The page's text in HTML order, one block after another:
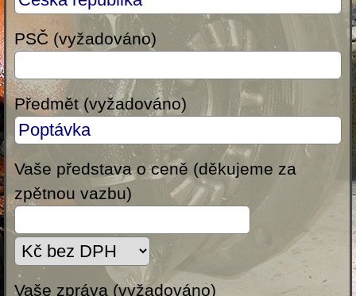
PSČ (vyžadováno)
Předmět (vyžadováno)
Vaše představa o ceně (děkujeme za
zpětnou vazbu)
Vaše zpráva (vyžadováno)